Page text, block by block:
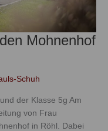
Mohnenhof
Schuh
der Klasse 5g Am
von Frau
in Röhl. Dabei